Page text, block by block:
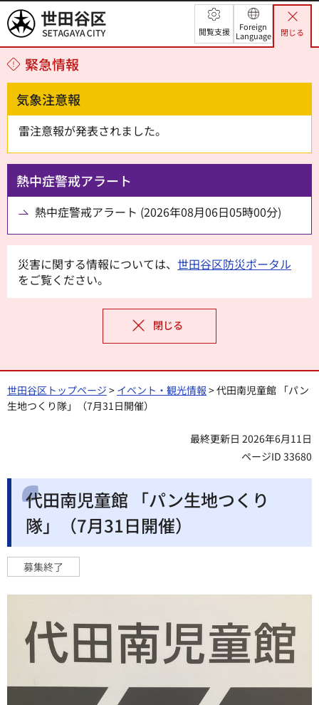
世田谷区 閲覧支援
Foreign
Language
閉じる
緊急情報
気象注意報
雷注意報が発表されました。
熱中症警戒アラート
熱中症警戒アラート (2026年08月06日05時00分)
災害に関する情報については、 世田谷区防災ポータル
をご覧ください。
閉じる
世田谷区トップページ > イベント・観光情報 > 代田南児童館 「パン
生地つくり隊」（7月31日開催）
最終更新日 2026年6月11日
ページID 33680
代田南児童館 「パン生地つくり
隊」（7月31日開催）
募集終了